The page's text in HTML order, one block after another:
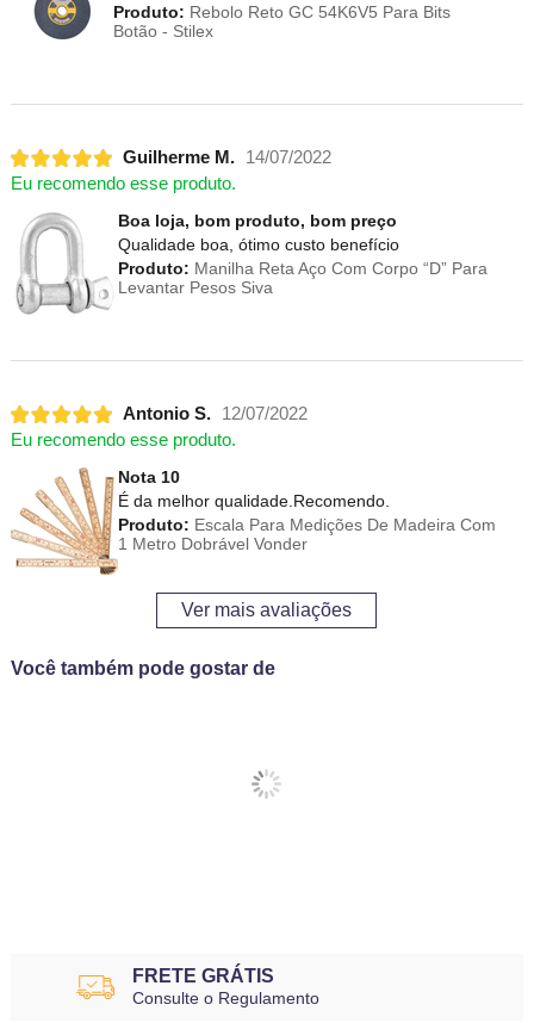
Produto: Rebolo Reto GC 54K6V5 Para Bits
Botão - Stilex
Guilherme M.
14/07/2022
Eu recomendo esse produto.
Boa loja, bom produto, bom preço
Qualidade boa, ótimo custo benefício
Produto: Manilha Reta Aço Com Corpo “D” Para
Levantar Pesos Siva
Antonio S.
12/07/2022
Eu recomendo esse produto.
Nota 10
É da melhor qualidade.Recomendo.
Produto: Escala Para Medições De Madeira Com
1 Metro Dobrável Vonder
Ver mais avaliações
Você também pode gostar de
FRETE GRÁTIS
Consulte o Regulamento